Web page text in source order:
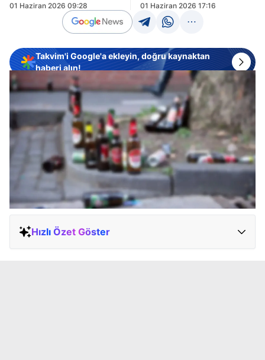
01 Haziran 2026 09:28
01 Haziran 2026 17:16
Takvim'i Google'a ekleyin, doğru kaynaktan
haberi alın!
Hızlı Özet Göster